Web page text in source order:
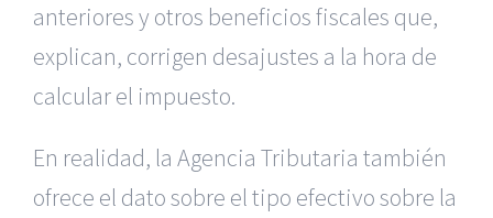
anteriores y otros beneficios fiscales que,
explican, corrigen desajustes a la hora de
calcular el impuesto.
En realidad, la Agencia Tributaria también
ofrece el dato sobre el tipo efectivo sobre la